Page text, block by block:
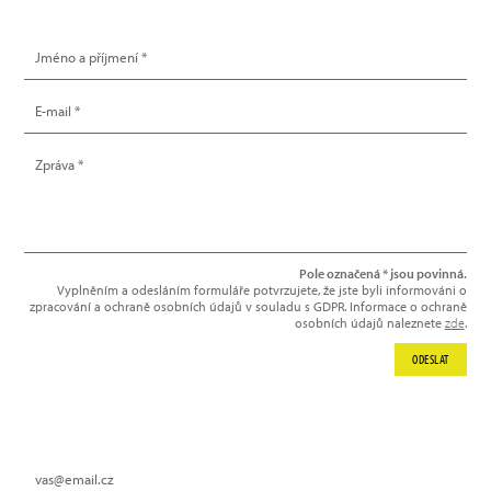
Pole označená * jsou povinná.
Vyplněním a odesláním formuláře potvrzujete, že jste byli informováni o
zpracování a ochraně osobních údajů v souladu s GDPR. Informace o ochraně
osobních údajů naleznete zde.
ODESLAT